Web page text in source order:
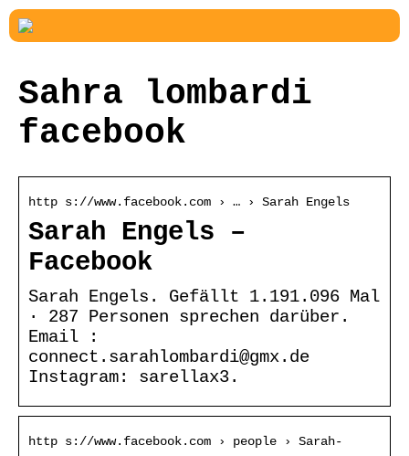
Sahra lombardi
facebook
http s://www.facebook.com › … › Sarah Engels
Sarah Engels –
Facebook
Sarah Engels. Gefällt 1.191.096 Mal
· 287 Personen sprechen darüber.
Email :
connect.sarahlombardi@gmx.de
Instagram: sarellax3.
http s://www.facebook.com › people › Sarah-